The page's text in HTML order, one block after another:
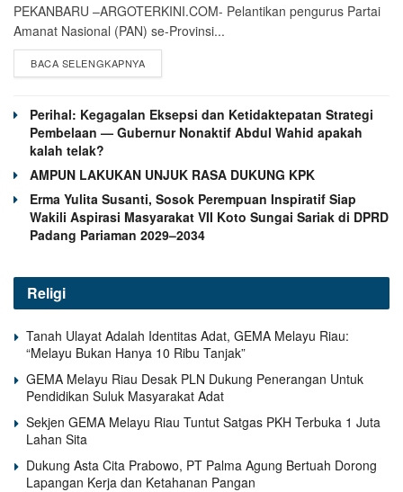
PEKANBARU –ARGOTERKINI.COM- Pelantikan pengurus Partai
Amanat Nasional (PAN) se-Provinsi...
BACA SELENGKAPNYA
Perihal: Kegagalan Eksepsi dan Ketidaktepatan Strategi
Pembelaan — Gubernur Nonaktif Abdul Wahid apakah
kalah telak?
AMPUN LAKUKAN UNJUK RASA DUKUNG KPK
Erma Yulita Susanti, Sosok Perempuan Inspiratif Siap
Wakili Aspirasi Masyarakat VII Koto Sungai Sariak di DPRD
Padang Pariaman 2029–2034
Religi
Tanah Ulayat Adalah Identitas Adat, GEMA Melayu Riau:
“Melayu Bukan Hanya 10 Ribu Tanjak”
GEMA Melayu Riau Desak PLN Dukung Penerangan Untuk
Pendidikan Suluk Masyarakat Adat
Sekjen GEMA Melayu Riau Tuntut Satgas PKH Terbuka 1 Juta
Lahan Sita
Dukung Asta Cita Prabowo, PT Palma Agung Bertuah Dorong
Lapangan Kerja dan Ketahanan Pangan